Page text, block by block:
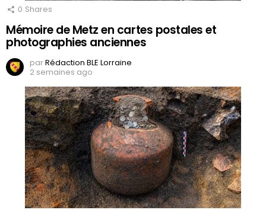
0 Shares
Mémoire de Metz en cartes postales et
photographies anciennes
parRédaction BLE Lorraine
2 semaines ago